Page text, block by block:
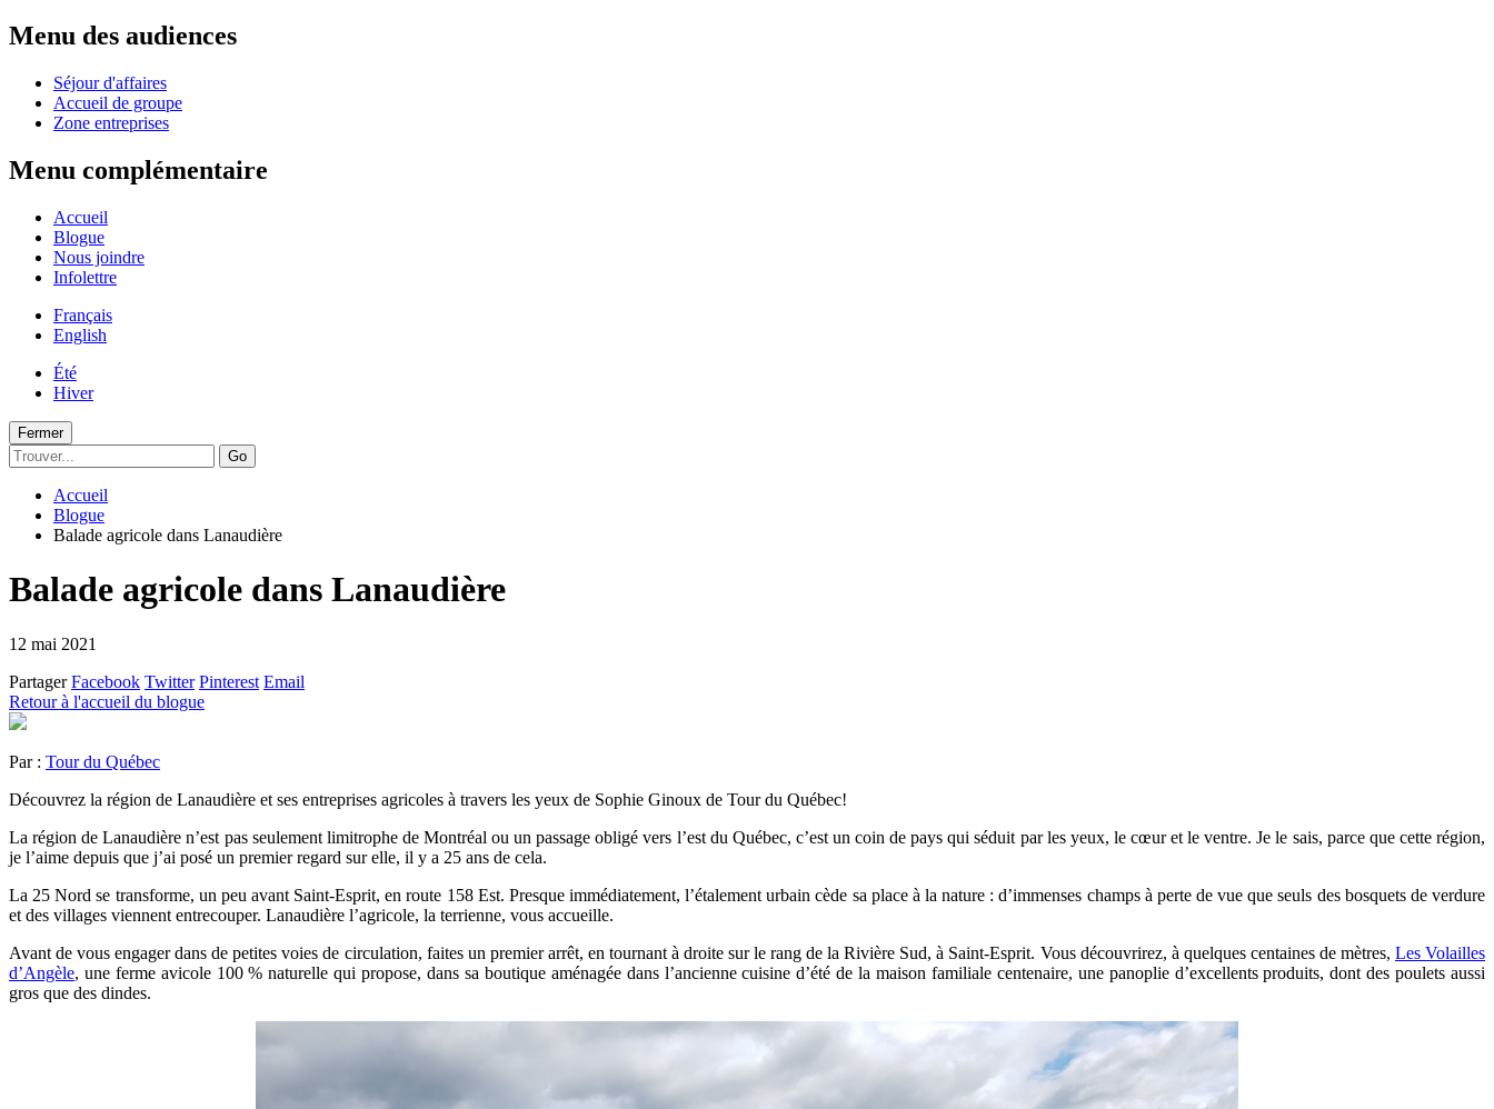
Menu des audiences
Séjour d'affaires
Accueil de groupe
Zone entreprises
Menu complémentaire
Accueil
Blogue
Nous joindre
Infolettre
Français
English
Été
Hiver
Fermer
Go
Accueil
Blogue
Balade agricole dans Lanaudière
Balade agricole dans Lanaudière
12 mai 2021
Partager Facebook Twitter Pinterest Email
Retour à l'accueil du blogue
Par : Tour du Québec
Découvrez la région de Lanaudière et ses entreprises agricoles à travers les yeux de Sophie Ginoux de Tour du Québec!
La région de Lanaudière n’est pas seulement limitrophe de Montréal ou un passage obligé vers l’est du Québec, c’est un coin de pays qui séduit par les yeux, le cœur et le ventre. Je le sais, parce que cette région,
je l’aime depuis que j’ai posé un premier regard sur elle, il y a 25 ans de cela.
La 25 Nord se transforme, un peu avant Saint-Esprit, en route 158 Est. Presque immédiatement, l’étalement urbain cède sa place à la nature : d’immenses champs à perte de vue que seuls des bosquets de verdure
et des villages viennent entrecouper. Lanaudière l’agricole, la terrienne, vous accueille.
Avant de vous engager dans de petites voies de circulation, faites un premier arrêt, en tournant à droite sur le rang de la Rivière Sud, à Saint-Esprit. Vous découvrirez, à quelques centaines de mètres, Les Volailles
d’Angèle, une ferme avicole 100 % naturelle qui propose, dans sa boutique aménagée dans l’ancienne cuisine d’été de la maison familiale centenaire, une panoplie d’excellents produits, dont des poulets aussi
gros que des dindes.